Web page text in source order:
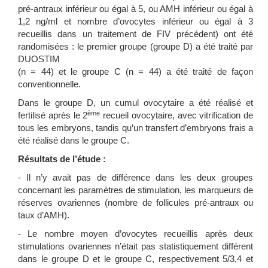
pré-antraux inférieur ou égal à 5, ou AMH inférieur ou égal à
1,2 ng/ml et nombre d’ovocytes inférieur ou égal à 3
recueillis dans un traitement de FIV précédent) ont été
randomisées : le premier groupe (groupe D) a été traité par
DUOSTIM
(n = 44) et le groupe C (n = 44) a été traité de façon
conventionnelle.
Dans le groupe D, un cumul ovocytaire a été réalisé et
fertilisé après le 2ème recueil ovocytaire, avec vitrification de
tous les embryons, tandis qu’un transfert d’embryons frais a
été réalisé dans le groupe C.
Résultats de l’étude :
- Il n’y avait pas de différence dans les deux groupes
concernant les paramètres de stimulation, les marqueurs de
réserves ovariennes (nombre de follicules pré-antraux ou
taux d’AMH).
- Le nombre moyen d’ovocytes recueillis après deux
stimulations ovariennes n’était pas statistiquement différent
dans le groupe D et le groupe C, respectivement 5/3,4 et